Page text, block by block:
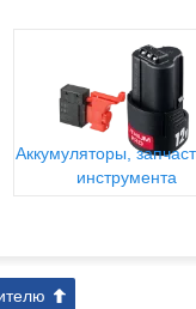
Аккумуляторы,
инструмента